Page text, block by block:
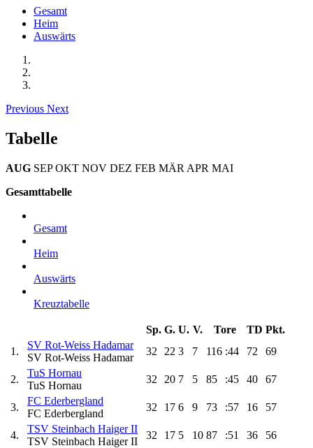
Gesamt
Heim
Auswärts
Previous Next
Tabelle
AUG SEP OKT NOV DEZ FEB MÄR APR MAI
Gesamttabelle
Gesamt
Heim
Auswärts
Kreuztabelle
Sp. G. U. V. Tore TD Pkt.
1.
SV Rot-Weiss Hadamar
SV Rot-Weiss Hadamar
32 22 3 7 116 :44 72 69
2.
TuS Hornau
TuS Hornau
32 20 7 5 85 :45 40 67
3.
FC Ederbergland
FC Ederbergland
32 17 6 9 73 :57 16 57
4.
TSV Steinbach Haiger II
TSV Steinbach Haiger II
32 17 5 10 87 :51 36 56